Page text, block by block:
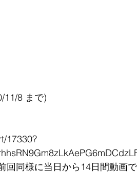
11/8 まで)
17330?
同様に当日から14日間動画